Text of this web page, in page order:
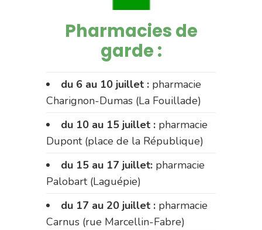
Pharmacies de
garde :
du 6 au 10 juillet : pharmacie
Charignon-Dumas (La Fouillade)
du 10 au 15 juillet : pharmacie
Dupont (place de la République)
du 15 au 17 juillet: pharmacie
Palobart (Laguépie)
du 17 au 20 juillet : pharmacie
Carnus (rue Marcellin-Fabre)